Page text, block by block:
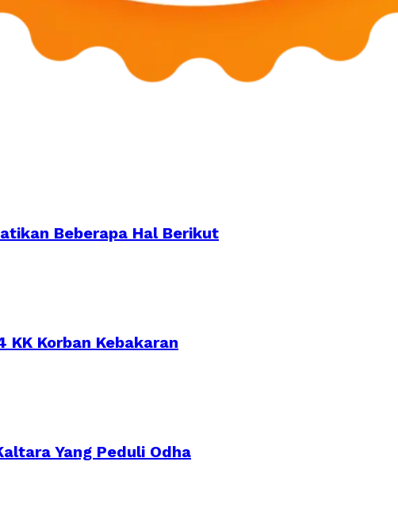
Beberapa Hal Berikut
Korban Kebakaran
Yang Peduli Odha